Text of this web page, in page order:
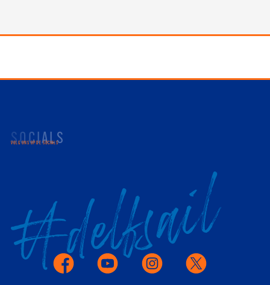
SOCIALS
VOLG ONS OP DE SOCIALS
Facebook Youtube Instagram